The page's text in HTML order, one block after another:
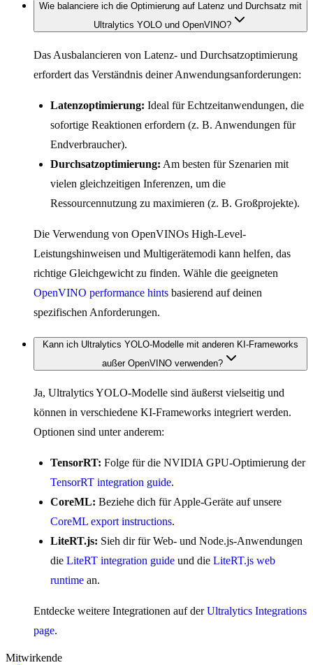
Wie balanciere ich die Optimierung auf Latenz und Durchsatz mit
Ultralytics YOLO und OpenVINO?
Das Ausbalancieren von Latenz- und Durchsatzoptimierung
erfordert das Verständnis deiner Anwendungsanforderungen:
Latenzoptimierung: Ideal für Echtzeitanwendungen, die
sofortige Reaktionen erfordern (z. B. Anwendungen für
Endverbraucher).
Durchsatzoptimierung: Am besten für Szenarien mit
vielen gleichzeitigen Inferenzen, um die
Ressourcennutzung zu maximieren (z. B. Großprojekte).
Die Verwendung von OpenVINOs High-Level-
Leistungshinweisen und Multigerätemodi kann helfen, das
richtige Gleichgewicht zu finden. Wähle die geeigneten
OpenVINO performance hints basierend auf deinen
spezifischen Anforderungen.
Kann ich Ultralytics YOLO-Modelle mit anderen KI-Frameworks
außer OpenVINO verwenden?
Ja, Ultralytics YOLO-Modelle sind äußerst vielseitig und
können in verschiedene KI-Frameworks integriert werden.
Optionen sind unter anderem:
TensorRT: Folge für die NVIDIA GPU-Optimierung der
TensorRT integration guide.
CoreML: Beziehe dich für Apple-Geräte auf unsere
CoreML export instructions.
LiteRT.js: Sieh dir für Web- und Node.js-Anwendungen
die LiteRT integration guide und die LiteRT.js web
runtime an.
Entdecke weitere Integrationen auf derUltralytics Integrations
page.
Mitwirkende